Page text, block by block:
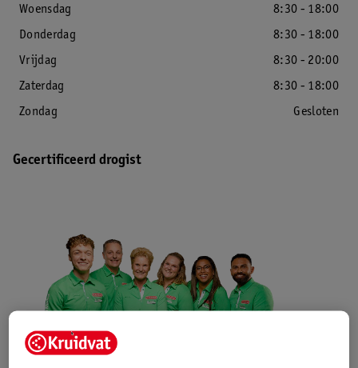
Woensdag
8:30 - 18:00
Donderdag
8:30 - 18:00
Vrijdag
8:30 - 20:00
Zaterdag
8:30 - 18:00
Zondag
Gesloten
Gecertificeerd drogist